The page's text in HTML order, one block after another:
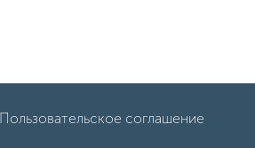
Пользовательское соглашение